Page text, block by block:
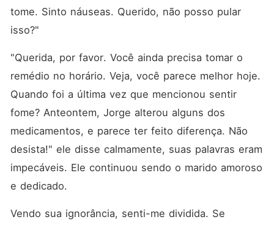
tome. Sinto náuseas. Querido, não posso pular
isso?"
"Querida, por favor. Você ainda precisa tomar o
remédio no horário. Veja, você parece melhor hoje.
Quando foi a última vez que mencionou sentir
fome? Anteontem, Jorge alterou alguns dos
medicamentos, e parece ter feito diferença. Não
desista!" ele disse calmamente, suas palavras eram
impecáveis. Ele continuou sendo o marido amoroso
e dedicado.
Vendo sua ignorância, senti-me dividida. Se